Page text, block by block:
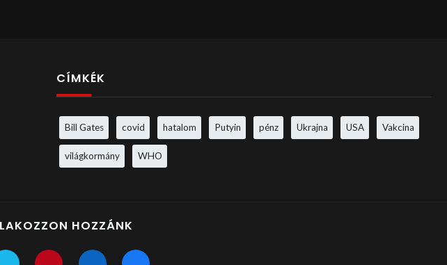
CÍMKÉK
Bill Gates covid hatalom Putyin pénz Ukrajna USA Vakcina
világkormány WHO
HOZZÁNK